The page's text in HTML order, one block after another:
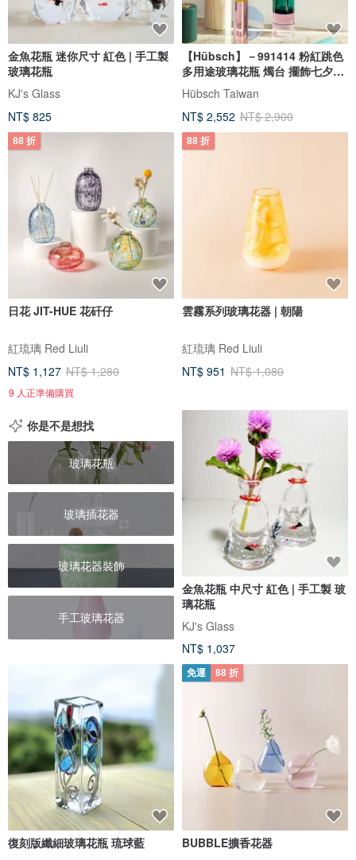
金魚花瓶 迷你尺寸 紅色 | 手工製
玻璃花瓶
KJ's Glass
NT$ 825
【Hübsch】－991414 粉紅跳色
多用途玻璃花瓶 燭台 擺飾七夕禮
物
Hübsch Taiwan
NT$ 2,552 NT$ 2,900
88 折
日花 JIT-HUE 花矸仔
紅琉璃 Red Liuli
NT$ 1,127 NT$ 1,280
9 人正準備購買
88 折
雲霧系列玻璃花器 | 朝陽
紅琉璃 Red Liuli
NT$ 951 NT$ 1,080
你是不是想找
玻璃花瓶
玻璃插花器
玻璃花器裝飾
手工玻璃花器
金魚花瓶 中尺寸 紅色 | 手工製 玻
璃花瓶
KJ's Glass
NT$ 1,037
復刻版纖細玻璃花瓶 琉球藍
免運 88 折
BUBBLE擴香花器